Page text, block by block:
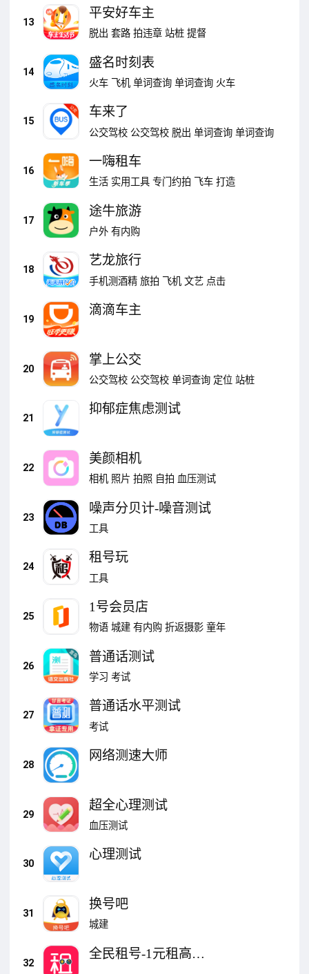
13
平安好车主
脱出 套路 拍违章 站桩 提督
14
盛名时刻表
火车 飞机 单词查询 单词查询 火车
15
车来了
公交驾校 公交驾校 脱出 单词查询 单词查询
16
一嗨租车
生活 实用工具 专门约拍 飞车 打造
17
途牛旅游
户外 有内购
18
艺龙旅行
手机测酒精 旅拍 飞机 文艺 点击
19
滴滴车主
20
掌上公交
公交驾校 公交驾校 单词查询 定位 站桩
21
抑郁症焦虑测试
22
美颜相机
相机 照片 拍照 自拍 血压测试
23
噪声分贝计-噪音测试
工具
24
租号玩
工具
25
1号会员店
物语 城建 有内购 折返摄影 童年
26
普通话测试
学习 考试
27
普通话水平测试
考试
28
网络测速大师
29
超全心理测试
血压测试
30
心理测试
31
换号吧
城建
32
全民租号-1元租高端